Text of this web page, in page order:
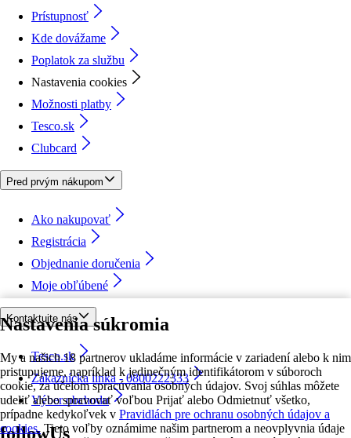
Nastavenia súkromia
My a našich 18 partnerov ukladáme informácie v zariadení alebo k nim
pristupujeme, napríklad k jedinečným identifikátorom v súboroch
cookie, za účelom spracúvania osobných údajov. Svoj súhlas môžete
udeliť alebo spravovať voľbou Prijať alebo Odmietnuť všetko,
prípadne kedykoľvek v Pravidlách pre ochranu osobných údajov a
cookies. Tieto voľby oznámime našim partnerom a neovplyvnia údaje
Prístupnosť
Kde dovážame
Poplatok za službu
Nastavenia cookies
Možnosti platby
Tesco.sk
Clubcard
Pred prvým nákupom
Ako nakupovať
Registrácia
Objednanie doručenia
Moje obľúbené
Kontaktujte nás
Tesco.sk
Zákaznícka linka - 0800222333
Výber obchodu
followUs